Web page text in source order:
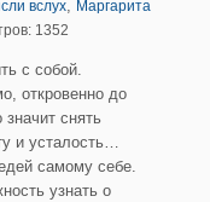
вслух, Маргарита
1352
с собой.
откровенно до
снять
и усталость…
самому себе.
узнать о